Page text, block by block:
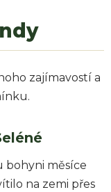
zajímavostí a
bohyni měsíce
na zemi přes